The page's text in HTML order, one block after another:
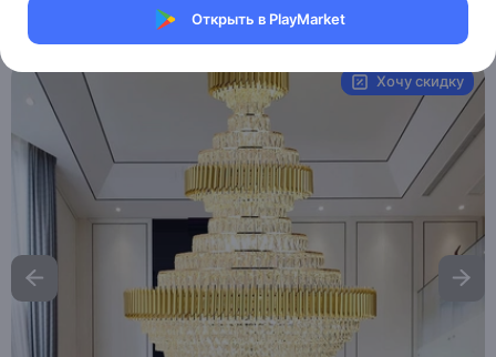
Открыть в PlayMarket
MAI_HE__MAI_WHISPER
Хочу скидку